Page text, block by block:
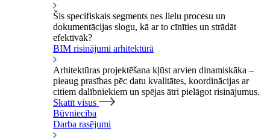
Šis specifiskais segments nes lielu procesu un
dokumentācijas slogu, kā ar to cīnīties un strādāt
efektīvāk?
BIM risinājumi arhitektūrā
Arhitektūras projektēšana kļūst arvien dinamiskāka –
pieaug prasības pēc datu kvalitātes, koordinācijas ar
citiem dalībniekiem un spējas ātri pielāgot risinājumus.
Skatīt visus
Būvniecība
Darba rasējumi